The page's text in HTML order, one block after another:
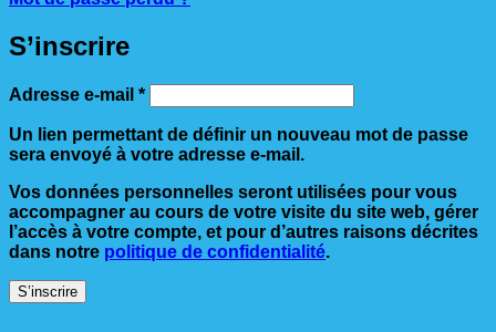
S’inscrire
Adresse e-mail *Obligatoire
Un lien permettant de définir un nouveau mot de passe
sera envoyé à votre adresse e-mail.
Vos données personnelles seront utilisées pour vous
accompagner au cours de votre visite du site web, gérer
l’accès à votre compte, et pour d’autres raisons décrites
dans notre politique de confidentialité.
S’inscrire